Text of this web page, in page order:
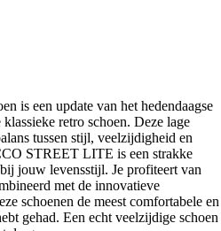
is een update van het hedendaagse
retro schoen. Deze lage
tussen stijl, veelzijdigheid en
STREET LITE is een strakke
jouw levensstijl. Je profiteert van
met de innovatieve
schoenen de meest comfortabele en
gehad. Een echt veelzijdige schoen